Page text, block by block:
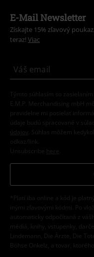
E-Mail Newsletter
Získajte 15% zľavový
teraz! Viac
Týmto súhlasím so
E.M.P. Merchandising mbH
pravidelne mi posielať
údaje budú spracované v
údajov
. Súhlas môžem
odkaz/link.
Unsubscribe here
*Platí iba online a kód je
inými zľavovými kódmi. Po
automaticky odpočítaná z
médiá, knihy, vstupenky,
Lindemann, Die Ärzte, Die
Böhse Onkelz, a tovar,